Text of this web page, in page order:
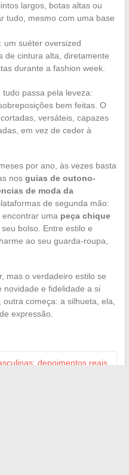
largos, botas altas ou
tudo, mesmo com uma base
um suéter oversized
de cintura alta, diretamente
durante a fashion week.
passa pela leveza:
bem feitas. O
versáteis, capazes
em vez de ceder à
por ano, às vezes basta
nos guias de outono-
de moda da
de segunda mão:
uma peça chique
bolso. Entre estilo e
ao seu guarda-roupa,
mas o verdadeiro estilo se
novidade e fidelidade a si
começa: a silhueta, ela,
expressão.
depoimentos reais